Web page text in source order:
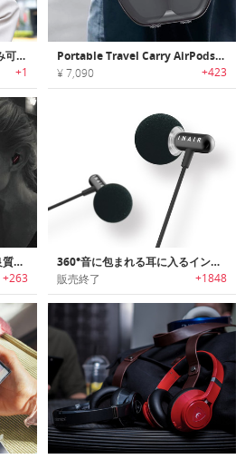
Me-800｜世界初の折りたたみ可能な骨伝導イヤホン
+1
Portable Travel Carry AirPods Case｜Airpods Maxの持ち運びに便利なシリコンケースカバー
¥ 7,090 +423
EAROS｜音質を損なわずに良質なサウンドを提供するインイヤープロテクター「イヤロス」
+263
360°音に包まれる耳に入るインエアー方式イヤースピーカー【INAIR M360】
販売終了 +1848